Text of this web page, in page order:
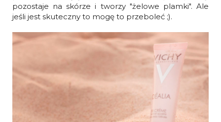
pozostaje na skórze i tworzy "żelowe plamki". Ale
jeśli jest skuteczny to mogę to przeboleć ;).